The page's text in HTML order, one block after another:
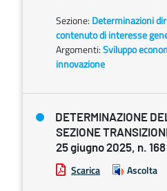
Sezione: Determinazioni
contenuto di interesse
Argomenti:Sviluppo
innovazione
DETERMINAZIONE
SEZIONE
25 giugno 2025, n. 168
Scarica Ascolta